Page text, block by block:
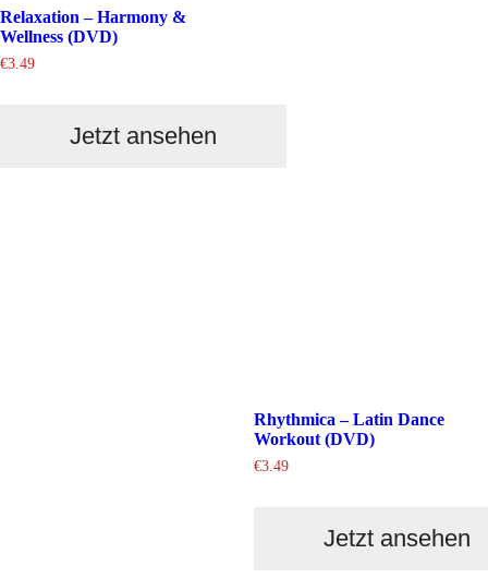
Relaxation – Harmony &
Wellness (DVD)
€3.49
Jetzt ansehen
Rhythmica – Latin Dance
Workout (DVD)
€3.49
Jetzt ansehen